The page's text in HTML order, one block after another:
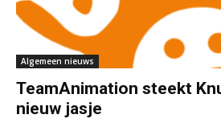
Algemeen nieuws
TeamAnimation steekt
nieuw jasje